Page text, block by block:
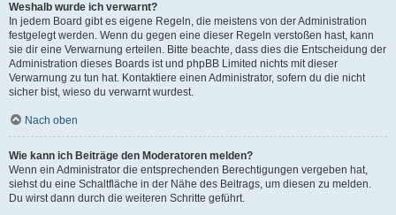
Weshalb wurde ich verwarnt?
In jedem Board gibt es eigene Regeln, die meistens von der Administration
festgelegt werden. Wenn du gegen eine dieser Regeln verstoßen hast, kann
sie dir eine Verwarnung erteilen. Bitte beachte, dass dies die Entscheidung der
Administration dieses Boards ist und phpBB Limited nichts mit dieser
Verwarnung zu tun hat. Kontaktiere einen Administrator, sofern du die nicht
sicher bist, wieso du verwarnt wurdest.
Nach oben
Wie kann ich Beiträge den Moderatoren melden?
Wenn ein Administrator die entsprechenden Berechtigungen vergeben hat,
siehst du eine Schaltfläche in der Nähe des Beitrags, um diesen zu melden.
Du wirst dann durch die weiteren Schritte geführt.